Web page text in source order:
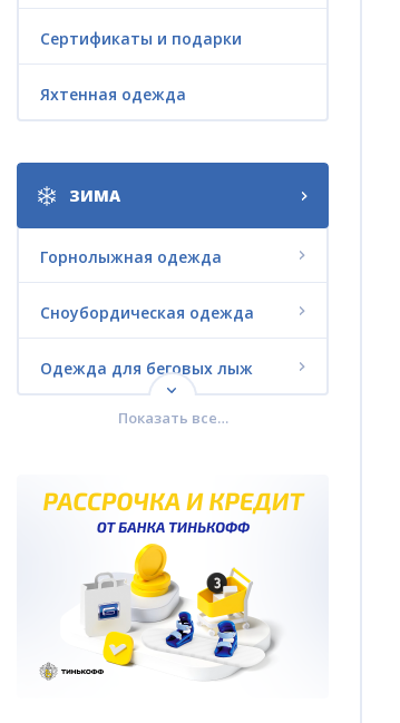
Сертификаты и подарки
Яхтенная одежда
ЗИМА
Горнолыжная одежда
Сноубордическая одежда
Одежда для беговых лыж
Городская зимняя одежда
Термобелье
Зимняя обувь
Дисконт (скидки до 70%)
Показать все…